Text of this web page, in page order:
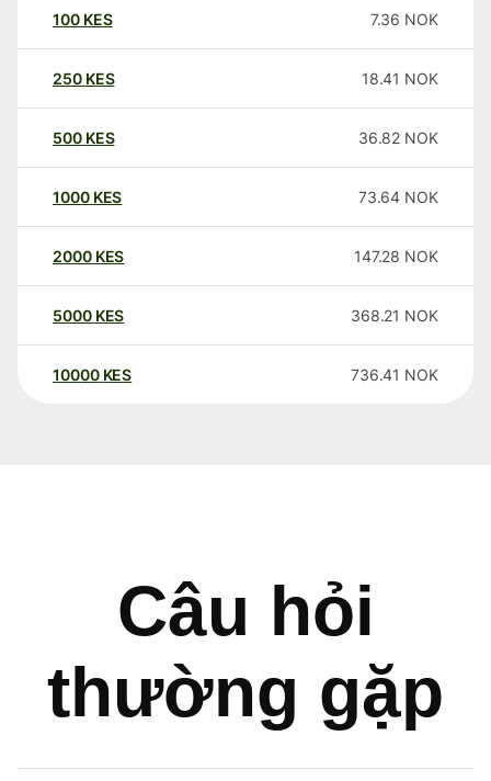
100 KES 7.36 NOK
250 KES 18.41 NOK
500 KES 36.82 NOK
1000 KES 73.64 NOK
2000 KES 147.28 NOK
5000 KES 368.21 NOK
10000 KES 736.41 NOK
Câu hỏi
thường gặp